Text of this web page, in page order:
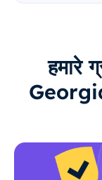
हमारे